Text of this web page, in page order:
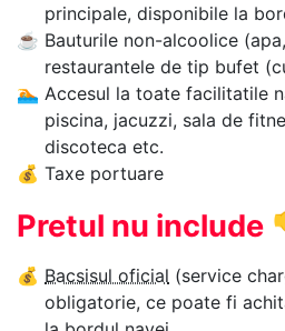
principale, disponibile la
☕ Bauturile non-alcoolice
restaurantele de tip bufet
🏊‍ Accesul la toate facilitatile
piscina, jacuzzi, sala de
discoteca etc.
💰 Taxe portuare
Pretul nu include
💰 Bacsisul oficial (service
obligatorie, ce poate fi